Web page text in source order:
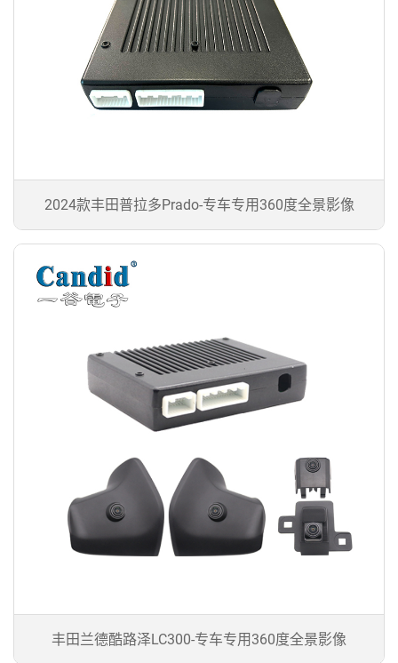
2024款丰田普拉多Prado-专车专用360度全景影像
丰田兰德酷路泽LC300-专车专用360度全景影像